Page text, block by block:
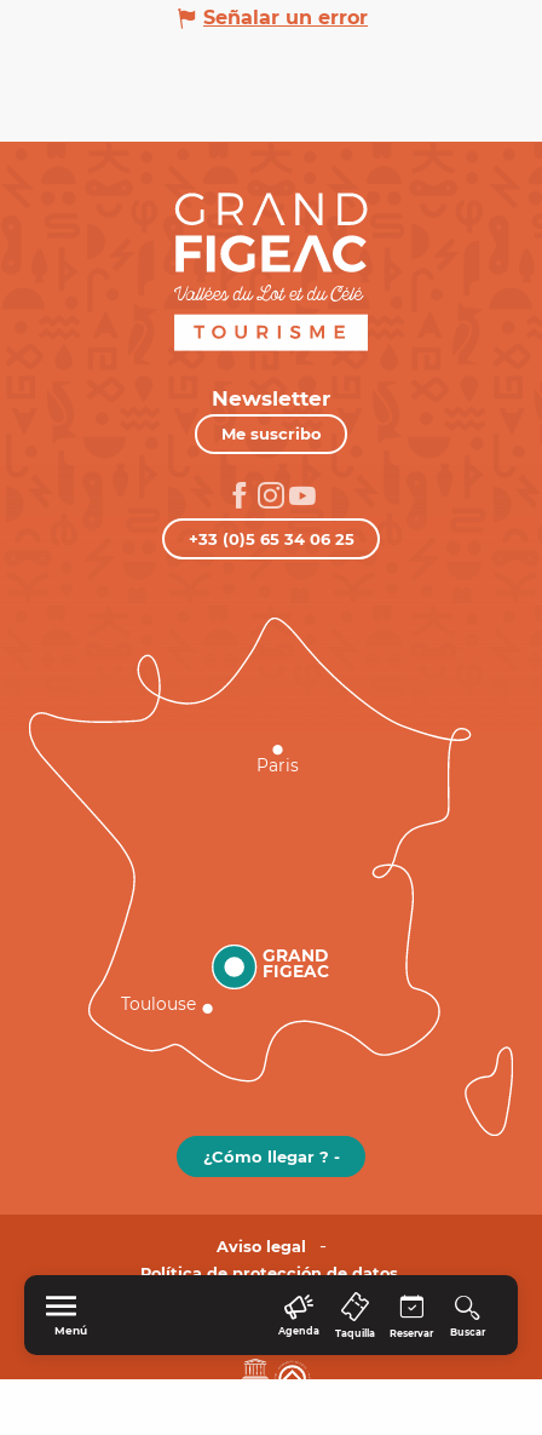
Menú Agenda Taquilla Reservar Buscar
Señalar un error
Newsletter
Me suscribo
+33 (0)5 65 34 06 25
GRAND
FIGEAC
Toulouse
Paris
¿Cómo llegar ? -
Aviso legal
Política de protección de datos.